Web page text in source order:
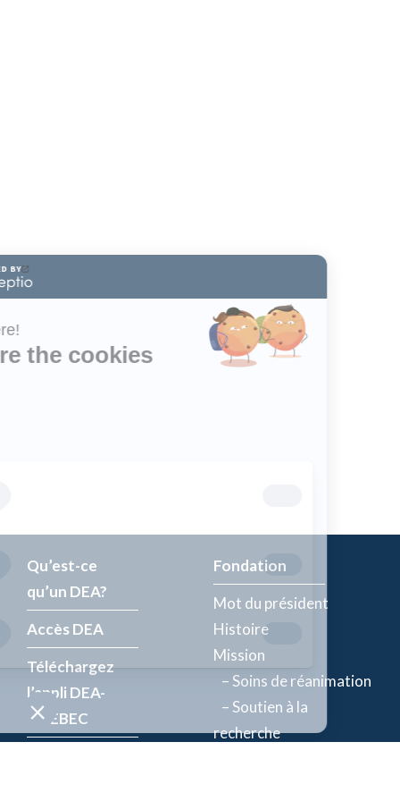
Qu’est-ce
qu’un DEA?
Accès DEA
Téléchargez
l’appli DEA-
QUÉBEC
Fondation
Mot du président
Histoire
Mission
– Soins de réanimation
– Soutien à la
recherche